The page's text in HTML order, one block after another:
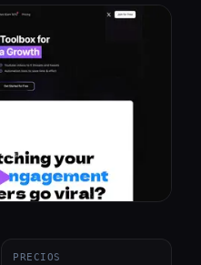
PRECIOS